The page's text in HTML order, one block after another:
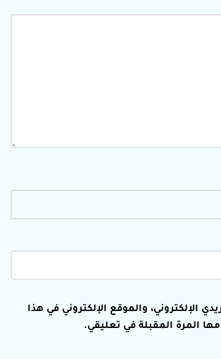
الإلكتروني، والموقع الإلكتروني في هذا
المرة المقبلة في تعليقي.